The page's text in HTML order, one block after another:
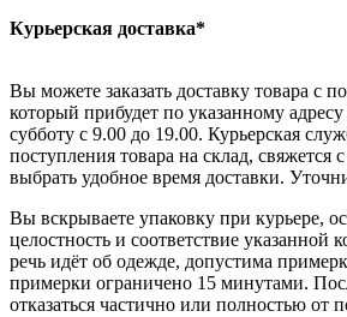
Курьерская доставка*
Вы можете заказать доставку товара с
который прибудет по указанному
субботу с 9.00 до 19.00. Курьерская
поступления товара на склад, свяжется
выбрать удобное время доставки.
Вы вскрываете упаковку при курьере,
целостность и соответствие указанной
речь идёт об одежде, допустима
примерки ограничено 15 минутами.
отказаться частично или полностью от